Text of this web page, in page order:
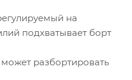
на
подхватывает борт
разбортировать